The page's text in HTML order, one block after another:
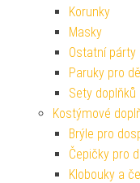
Korunky
Masky
Ostatní párty
Paruky pro
Sety
Kostýmové
Brýle pro
Čepičky pro
Klobouky a